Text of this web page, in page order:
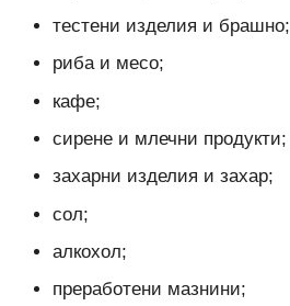
тестени изделия и брашно;
риба и месо;
кафе;
сирене и млечни продукти;
захарни изделия и захар;
сол;
алкохол;
преработени мазнини;